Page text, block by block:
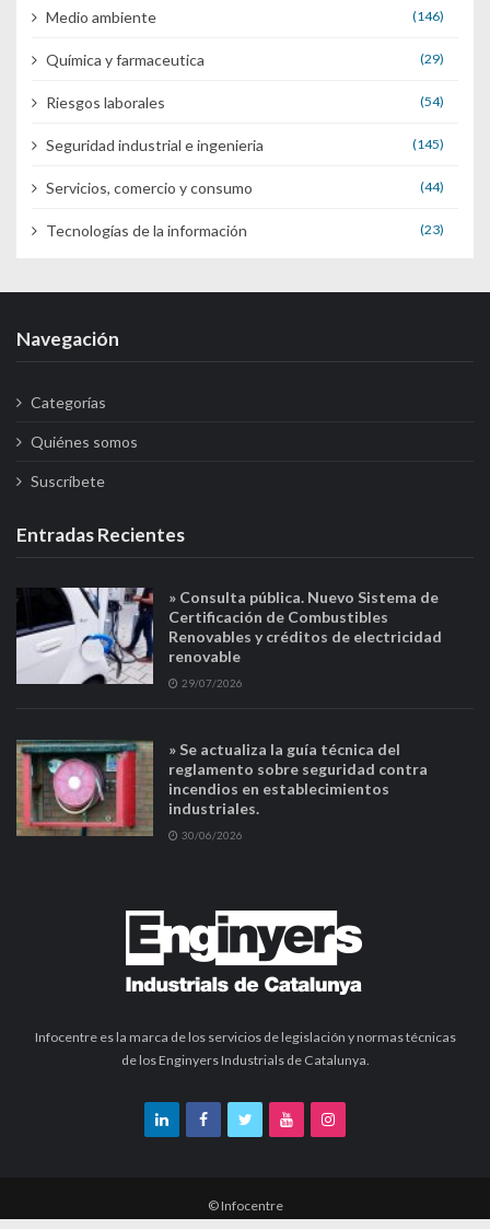
Medio ambiente (146)
Química y farmaceutica (29)
Riesgos laborales (54)
Seguridad industrial e ingenieria (145)
Servicios, comercio y consumo (44)
Tecnologías de la información (23)
Navegación
Categorías
Quiénes somos
Suscríbete
Entradas Recientes
» Consulta pública. Nuevo Sistema de
Certificación de Combustibles
Renovables y créditos de electricidad
renovable
29/07/2026
» Se actualiza la guía técnica del
reglamento sobre seguridad contra
incendios en establecimientos
industriales.
30/06/2026
Infocentre es la marca de los servicios de legislación y normas técnicas
de los Enginyers Industrials de Catalunya.
© Infocentre